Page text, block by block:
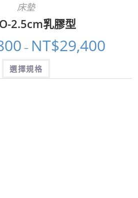
床墊
2.5cm乳膠型
– NT$29,400
選擇規格